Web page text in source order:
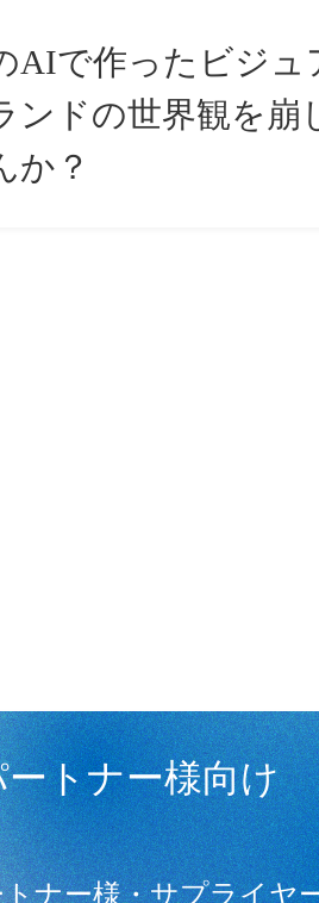
AIで作ったビジュ
ンドの世界観を崩
か？
ートナー様向け
ナー様・サプライヤ